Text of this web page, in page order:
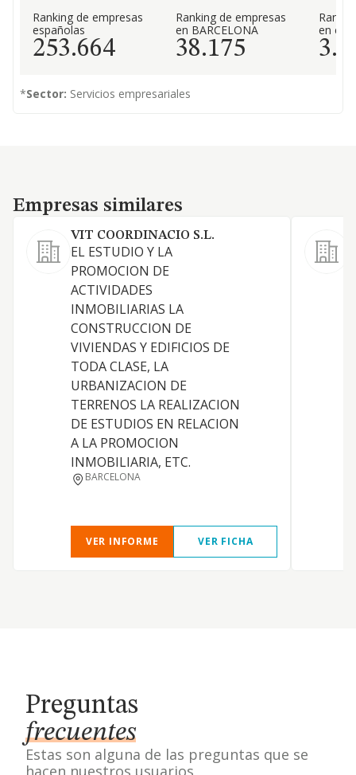
Ranking de empresas
españolas
253.664
Ranking de empresas
en BARCELONA
38.175
en el
*Sector: Servicios empresariales
Empresas similares
Empresas similares
VIT COORDINACIO S.L.
EL ESTUDIO Y LA
PROMOCION DE
ACTIVIDADES
INMOBILIARIAS LA
CONSTRUCCION DE
VIVIENDAS Y EDIFICIOS DE
TODA CLASE, LA
URBANIZACION DE
TERRENOS LA REALIZACION
DE ESTUDIOS EN RELACION
A LA PROMOCION
INMOBILIARIA, ETC.
BARCELONA
VER INFORME VER FICHA
Preguntas
frecuentes
Estas son alguna de las preguntas que se
hacen nuestros usuarios